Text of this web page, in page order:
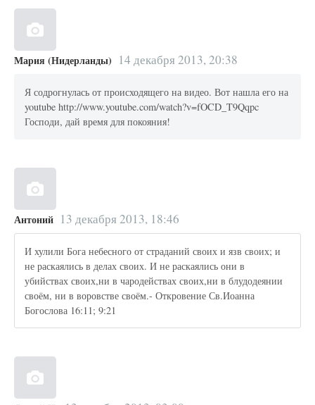
Мария (Нидерланды) 14 декабря 2013, 20:38
Я содрогнулась от происходящего на видео. Вот нашла его на
youtube http://www.youtube.com/watch?v=fOCD_T9Qqpc
Господи, дай время для покояния!
Антоний 13 декабря 2013, 18:46
И хулили Бога небесного от страданий своих и язв своих; и
не раскаялись в делах своих. И не раскаялись они в
убийствах своих,ни в чародействах своих,ни в блудодеянии
своём, ни в воровстве своём.- Откровение Св.Иоанна
Богослова 16:11; 9:21